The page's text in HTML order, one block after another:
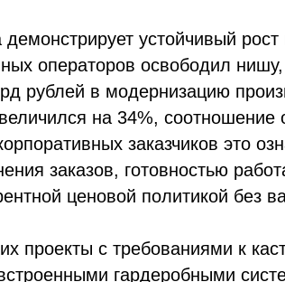
устойчивый рост
операторов освободил
рублей в модернизацию
на 34%, соотношение
заказчиков это
заказов, готовностью
ценовой политикой без
проекты с требованиями к
гардеробными